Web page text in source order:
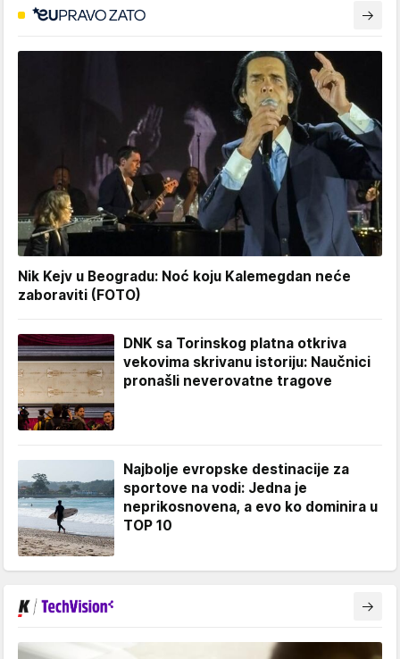
Nik Kejv u Beogradu: Noć koju Kalemegdan neće
zaboraviti (FOTO)
DNK sa Torinskog platna otkriva
vekovima skrivanu istoriju: Naučnici
pronašli neverovatne tragove
Najbolje evropske destinacije za
sportove na vodi: Jedna je
neprikosnovena, a evo ko dominira u
TOP 10